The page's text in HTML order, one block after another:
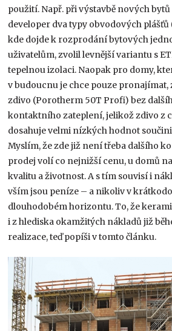
použití. Např. při výstavbě nových
developer dva typy obvodových plášťů
kde dojde k rozprodání bytových
uživatelům, zvolil levnější variantu s
tepelnou izolaci. Naopak pro domy,
v budoucnu je chce pouze
zdivo (Porotherm 50T Profi) bez
kontaktního zateplení, jelikož zdivo z
dosahuje velmi nízkých hodnot
Myslím, že zde již není třeba dalšího
prodej volí co nejnižší cenu, u domů
kvalitu a životnost. A s tím souvisí i
vším jsou peníze – a nikoliv v
dlouhodobém horizontu. To, že
i z hlediska okamžitých nákladů již
realizace, teď popíši v tomto článku.